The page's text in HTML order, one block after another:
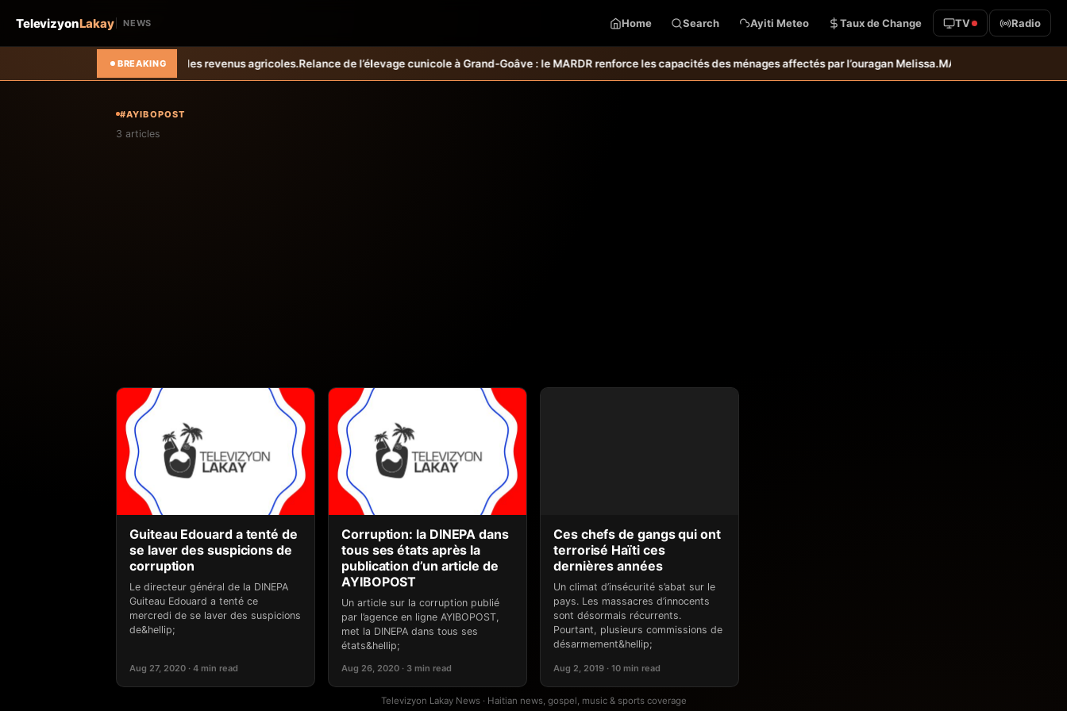
TelevizyonLakay NEWS Home Search Ayiti Meteo Taux de Change TV Radio
BREAKING
les pertes et améliorent les revenus agricoles.Relance de l’élevage cunicole à Grand-Goâve : le MARDR renforce les capacités des ménages affectés par l’ouragan Melissa.MARDR–PARSA : inauguration
#AYIBOPOST
3 articles
Guiteau Edouard a tenté de
se laver des suspicions de
corruption
Le directeur général de la DINEPA
Guiteau Edouard a tenté ce
mercredi de se laver des suspicions
de&hellip;
Aug 27, 2020 · 4 min read
Corruption: la DINEPA dans
tous ses états après la
publication d’un article de
AYIBOPOST
Un article sur la corruption publié
par l’agence en ligne AYIBOPOST,
met la DINEPA dans tous ses
états&hellip;
Aug 26, 2020 · 3 min read
Ces chefs de gangs qui ont
terrorisé Haïti ces
dernières années
Un climat d’insécurité s’abat sur le
pays. Les massacres d’innocents
sont désormais récurrents.
Pourtant, plusieurs commissions de
désarmement&hellip;
Aug 2, 2019 · 10 min read
Televizyon Lakay News · Haitian news, gospel, music & sports coverage